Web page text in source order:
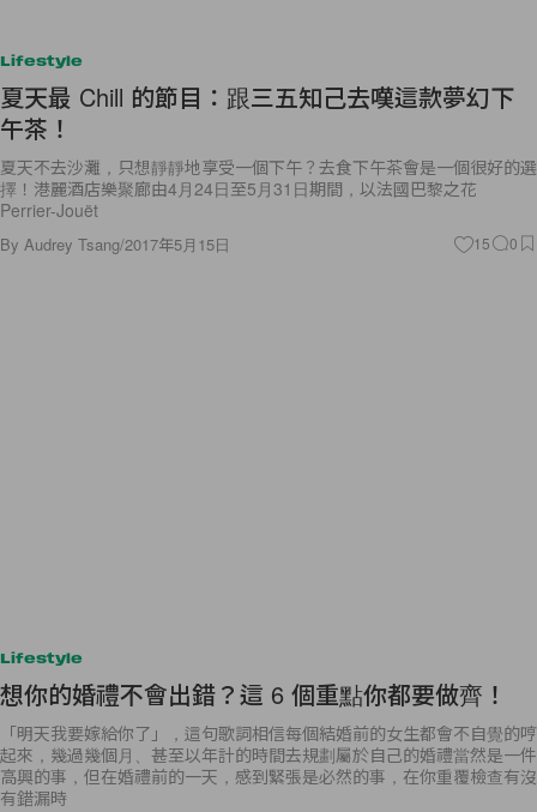
Lifestyle
夏天最 Chill 的節目：跟三五知己去嘆這款夢幻下
午茶！
夏天不去沙灘，只想靜靜地享受一個下午？去食下午茶會是一個很好的選
擇！港麗酒店樂聚廊由4月24日至5月31日期間，以法國巴黎之花
Perrier-Jouët
By Audrey Tsang/2017年5月15日 15 0
Lifestyle
想你的婚禮不會出錯？這 6 個重點你都要做齊！
「明天我要嫁給你了」，這句歌詞相信每個結婚前的女生都會不自覺的哼
起來，幾過幾個月、甚至以年計的時間去規劃屬於自己的婚禮當然是一件
高興的事，但在婚禮前的一天，感到緊張是必然的事，在你重覆檢查有沒
有錯漏時